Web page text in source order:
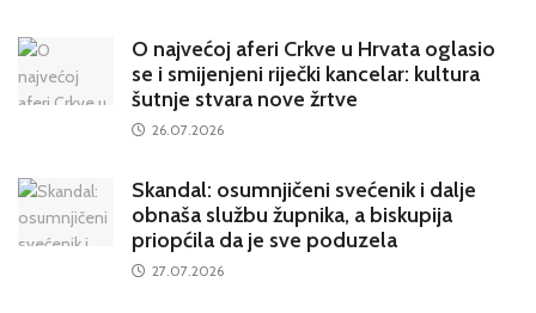
O najvećoj aferi Crkve u Hrvata oglasio
se i smijenjeni riječki kancelar: kultura
šutnje stvara nove žrtve
26.07.2026
Skandal: osumnjičeni svećenik i dalje
obnaša službu župnika, a biskupija
priopćila da je sve poduzela
27.07.2026